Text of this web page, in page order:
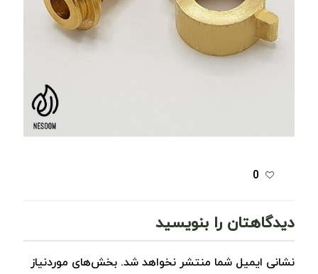
0
دیدگاهتان را بنویسید
نشانی ایمیل شما منتشر نخواهد شد. بخش‌های موردنیاز